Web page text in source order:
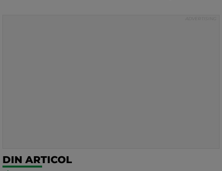
DIN ARTICOL